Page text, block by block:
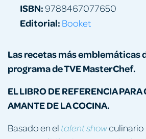
Las recetas más emblemáticas
programa de TVE MasterChef.
EL LIBRO DE REFERENCIA
AMANTE DE LA COCINA.
Basado en el talent showculinario
ISBN:9788467077650
Editorial: Booket